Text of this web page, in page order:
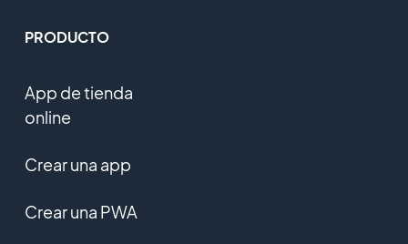
PRODUCTO
App de tienda
online
Crear una app
Crear una PWA